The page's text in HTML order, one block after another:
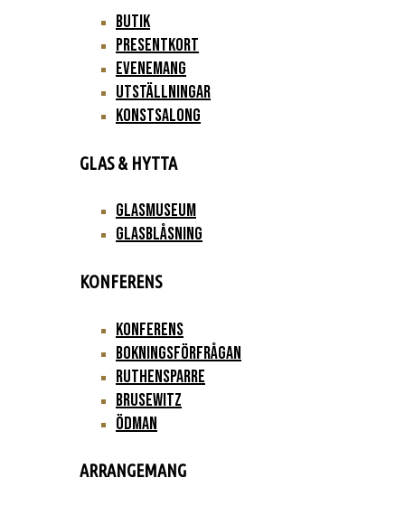
Butik
Presentkort
Evenemang
Utställningar
Konstsalong
GLAS & HYTTA
Glasmuseum
Glasblåsning
KONFERENS
Konferens
Bokningsförfrågan
Ruthensparre
Brusewitz
Ödman
ARRANGEMANG